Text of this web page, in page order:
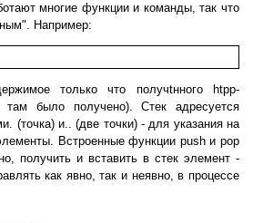
многие функции и команды, так что
Например:
только что получtнного htpp-
было получено). Стек адресуется
(точка) и.. (две точки) - для указания на
Встроенные функции push и pop
получить и вставить в стек элемент -
как явно, так и неявно, в процессе